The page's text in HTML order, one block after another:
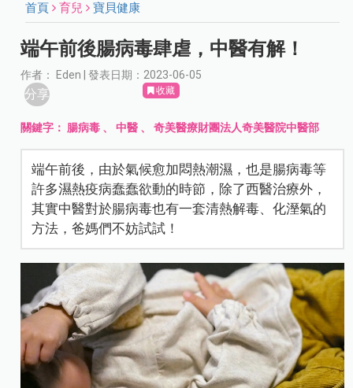
首頁 育兒 寶貝健康
端午前後腸病毒肆虐，中醫有解！
作者： Eden | 發表日期：2023-06-05
分享 收藏
關鍵字： 腸病毒 、中醫 、奇美醫療財團法人奇美醫院中醫部
端午前後，由於氣候愈加悶熱潮濕，也是腸病毒等
許多濕熱疫病蠢蠢欲動的時節，除了西醫治療外，
其實中醫對於腸病毒也有一套清熱解毒、化溼氣的
方法，爸媽們不妨試試！